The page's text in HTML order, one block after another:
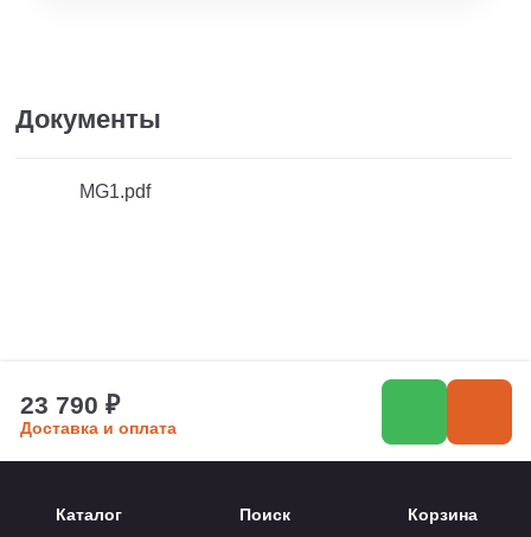
23 790 ₽
Доставка и оплата
Документы
MG1.pdf
Каталог Поиск Корзина